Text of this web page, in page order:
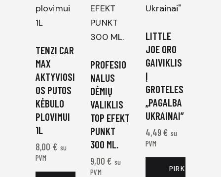
TENZI CAR
MAX
AKTYVIOSI
OS PUTOS
KĖBULO
PLOVIMUI
1L
8,00 € su
PVM
PROFESIO
NALUS
DĖMIŲ
VALIKLIS
TOP EFEKT
PUNKT
300 ML.
9,00 € su
PVM
LITTLE
JOE ORO
GAIVIKLIS
Į
GROTELES
„PAGALBA
UKRAINAI”
4,49€ su
PVM
PIRKTI DABAR